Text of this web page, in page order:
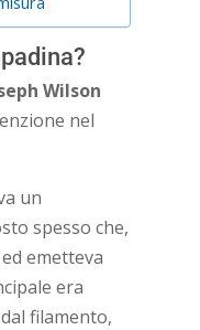
Wilson
nel
un
spesso che,
emetteva
era
filamento,